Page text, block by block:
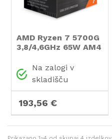
AMD Ryzen 7 5700G
3,8/4,6GHz 65W AM4
hladilnik BOX
procesor
Na zalogi v
skladišču
193,56 €